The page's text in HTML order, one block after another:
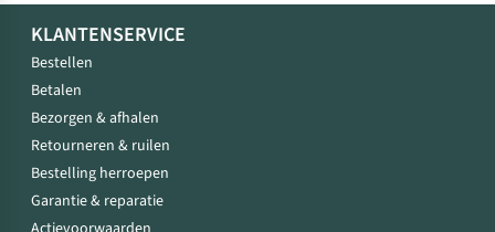
KLANTENSERVICE
Bestellen
Betalen
Bezorgen & afhalen
Retourneren & ruilen
Bestelling herroepen
Garantie & reparatie